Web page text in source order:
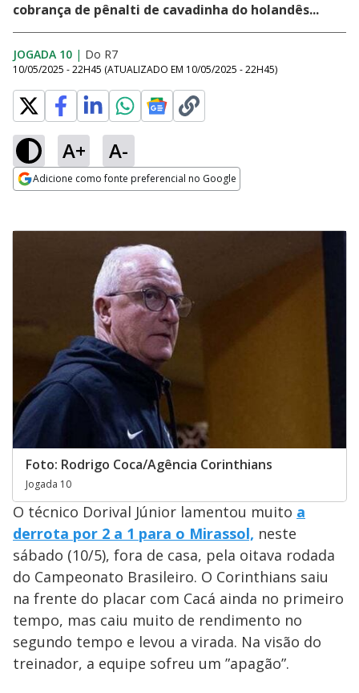
cobrança de pênalti de cavadinha do holandês...
JOGADA 10 | Do R7
10/05/2025 - 22H45 (ATUALIZADO EM 10/05/2025 - 22H45)
A+ A-
Adicione como fonte preferencial no Google
Foto: Rodrigo Coca/Agência Corinthians
Jogada 10
O técnico Dorival Júnior lamentou muito a
derrota por 2 a 1 para o Mirassol, neste
sábado (10/5), fora de casa, pela oitava rodada
do Campeonato Brasileiro. O Corinthians saiu
na frente do placar com Cacá ainda no primeiro
tempo, mas caiu muito de rendimento no
segundo tempo e levou a virada. Na visão do
treinador, a equipe sofreu um ”apagão”.